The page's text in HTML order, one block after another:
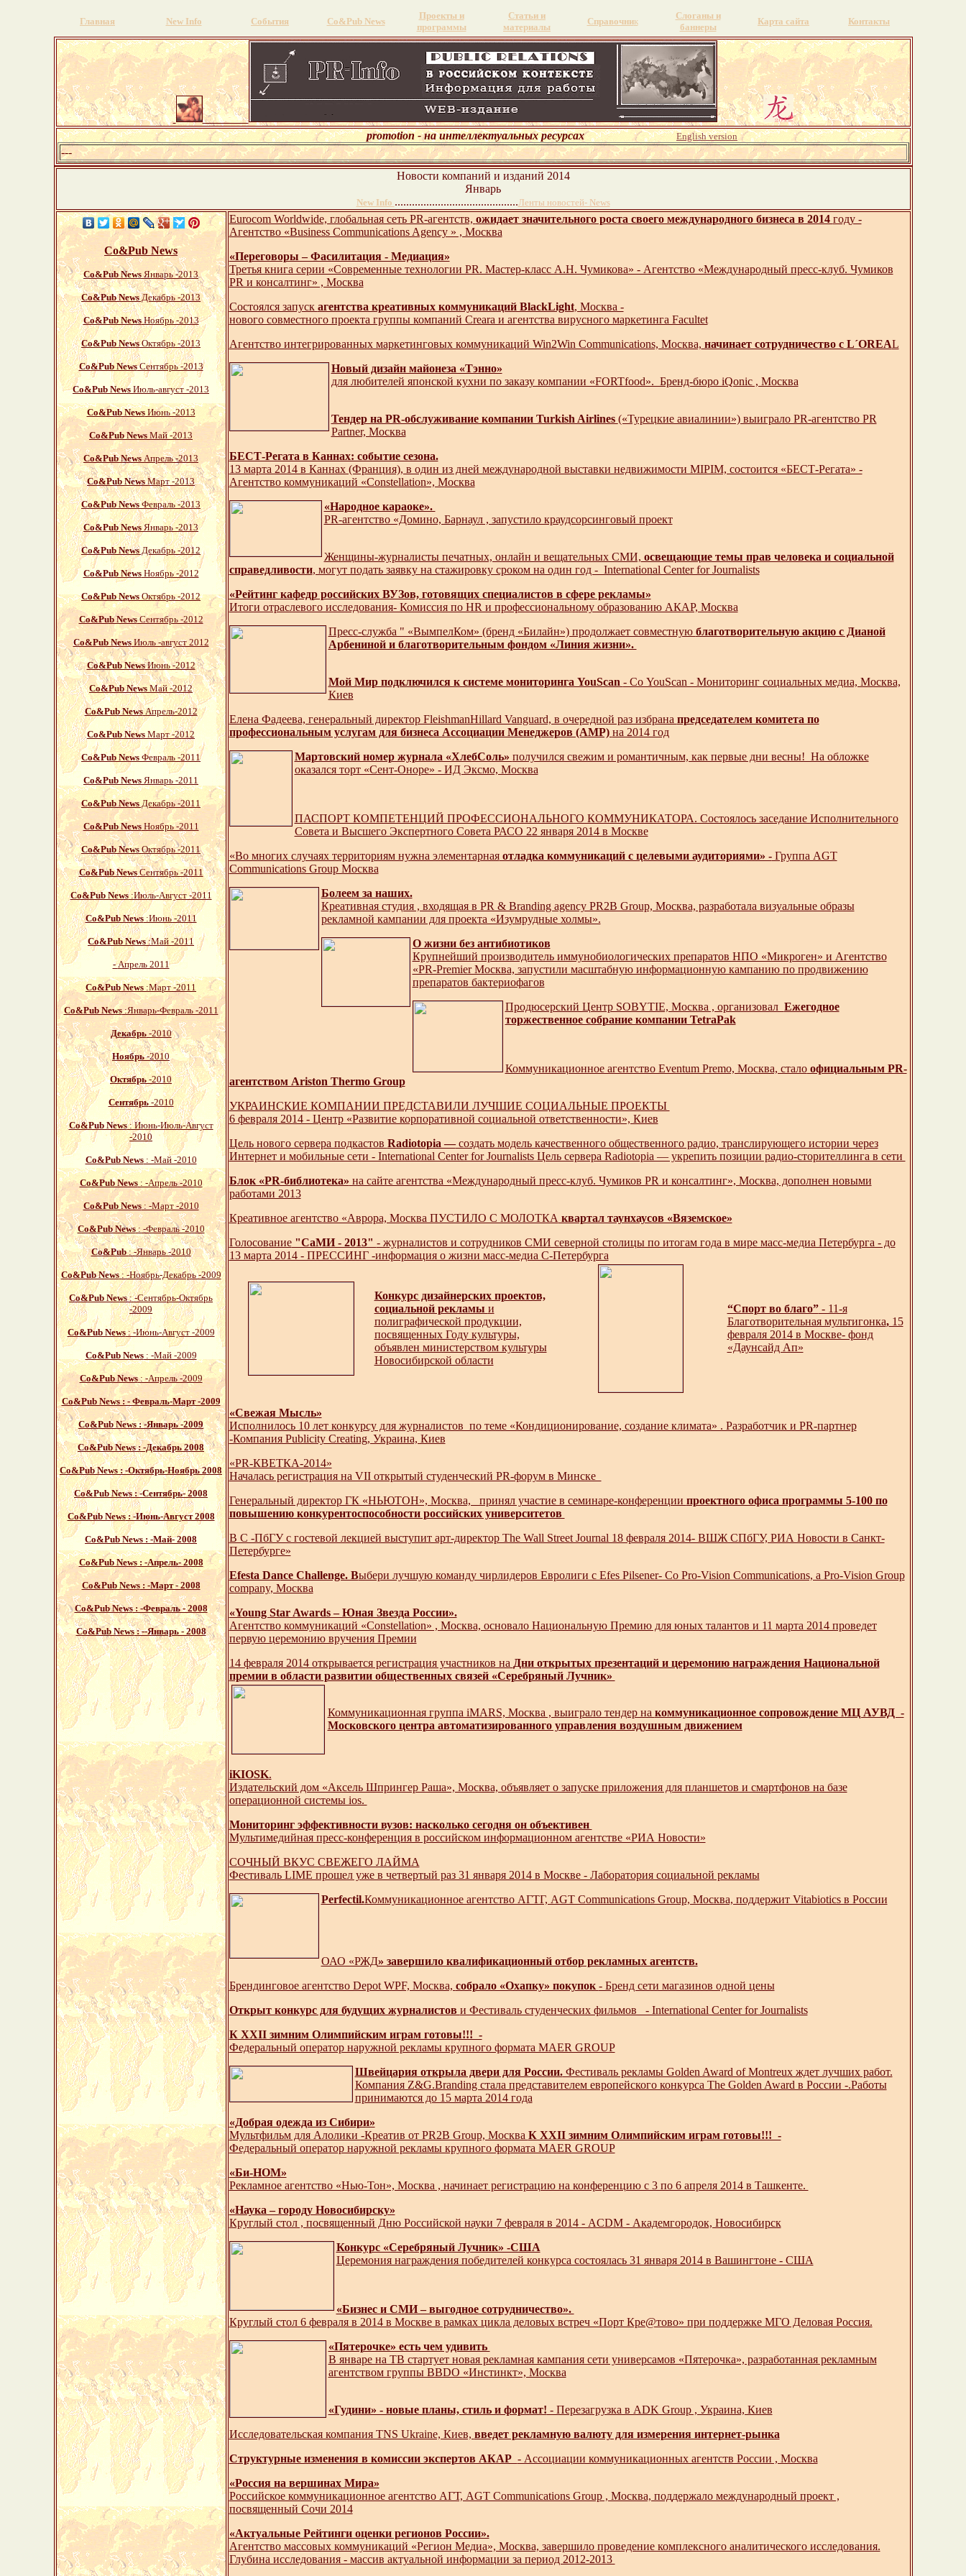
Главная New Info События Со&Pub News
Проекты и
программы
Статьи и
материалы
Справочник
Слоганы и
баннеры
Карта сайта Контакты
promotion - на интеллектуальных ресурсах English version
---
Новости компаний и изданий 2014
Январь
New Info ...........................................Ленты новостей- News
Со&Pub News
Со&Pub NewsЯнварь -2013
Со&Pub NewsДекабрь -2013
Со&Pub NewsНоябрь -2013
Со&Pub NewsОктябрь -2013
Со&Pub NewsСентябрь -2013
Со&Pub News Июль-август -2013
Со&Pub NewsИюнь -2013
Со&Pub News Май -2013
Со&Pub News Апрель -2013
Со&Pub NewsМарт -2013
Со&Pub NewsФевраль -2013
Со&Pub NewsЯнварь -2013
Со&Pub NewsДекабрь -2012
Со&Pub NewsНоябрь -2012
Со&Pub NewsОктябрь -2012
Со&Pub NewsСентябрь -2012
Со&Pub NewsИюль -август 2012
Со&Pub NewsИюнь -2012
Со&Pub NewsМай -2012
Со&Pub NewsАпрель-2012
Со&Pub News Март -2012
Со&Pub News Февраль -2011
Со&Pub News Январь -2011
Со&Pub NewsДекабрь -2011
Со&Pub NewsНоябрь -2011
Со&Pub NewsОктябрь -2011
Со&Pub NewsСентябрь -2011
Со&Pub News:Июль-Август -2011
Со&Pub News:Июнь -2011
Со&Pub News:Май -2011
-Апрель 2011
Со&Pub News :Март -2011
Со&Pub News:Январь-Февраль -2011
Декабрь-2010
Ноябрь-2010
Октябрь-2010
Сентябрь-2010
Со&Pub News: Июнь-Июль-Август
-2010
Со&Pub News: -Май -2010
Со&Pub News: -Апрель -2010
Со&Pub News: -Март -2010
Со&Pub News: -Февраль -2010
Со&Pub: -Январь -2010
Со&Pub News: -Ноябрь-Декабрь -2009
Со&Pub News: -Сентябрь-Октябрь
-2009
Со&Pub News: -Июнь-Август -2009
Со&Pub News: -Май -2009
Со&Pub News: -Апрель -2009
Со&Pub News : - Февраль-Март -2009
Со&Pub News: -Январь -2009
Со&Pub News: -Декабрь 2008
Со&Pub News: -Октябрь-Ноябрь 2008
Со&Pub News: -Сентябрь- 2008
Со&Pub News: -Июнь-Август 2008
Со&Pub News : -Май- 2008
Со&Pub News: -Апрель- 2008
Со&Pub News: -Март - 2008
Со&Pub News: -Февраль - 2008
Со&Pub News: --Январь - 2008
Eurocom Worldwide, глобальная сеть PR-агентств, ожидает значительного роста своего международного бизнеса в 2014 году -
Агентство «Business Communications Agency » , Москва
«Переговоры – Фасилитация - Медиация»
Третья книга серии «Современные технологии PR. Мастер-класс А.Н. Чумикова» - Агентство «Международный пресс-клуб. Чумиков
PR и консалтинг» , Москва
Состоялся запуск агентства креативных коммуникаций BlackLight, Москва -
нового совместного проекта группы компаний Creara и агентства вирусного маркетинга Facultet
Агентство интегрированных маркетинговых коммуникаций Win2Win Communications, Москва, начинает сотрудничество с L´OREAL
Новый дизайн майонеза «Tэнно»
для любителей японской кухни по заказу компании «FORTfood». Бренд-бюро iQonic , Москва
Тендер на PR-обслуживание компании Turkish Airlines («Турецкие авиалинии») выиграло PR-агентство PR
Partner, Москва
БЕСТ-Регата в Каннах: событие сезона.
13 марта 2014 в Каннах (Франция), в один из дней международной выставки недвижимости MIPIM, состоится «БЕСТ-Регата» -
Агентство коммуникаций «Constellation», Москва
«Народное караоке».
PR-агентство «Домино, Барнаул , запустило краудсорсинговый проект
Женщины-журналисты печатных, онлайн и вещательных СМИ, освещающие темы прав человека и социальной
справедливости, могут подать заявку на стажировку сроком на один год - International Center for Journalists
«Рейтинг кафедр российских ВУЗов, готовящих специалистов в сфере рекламы»
Итоги отраслевого исследования- Комиссия по HR и профессиональному образованию АКАР, Москва
Пресс-служба " «ВымпелКом» (бренд «Билайн») продолжает совместную благотворительную акцию с Дианой
Арбениной и благотворительным фондом «Линия жизни».
Мой Мир подключился к системе мониторинга YouScan - Со YouScan - Мониторинг социальных медиа, Москва,
Киев
Елена Фадеева, генеральный директор FleishmanHillard Vanguard, в очередной раз избрана председателем комитета по
профессиональным услугам для бизнеса Ассоциации Менеджеров (АМР) на 2014 год
Мартовский номер журнала «ХлебСоль» получился свежим и романтичным, как первые дни весны! На обложке
оказался торт «Сент-Оноре» - ИД Эксмо, Москва
ПАСПОРТ КОМПЕТЕНЦИЙ ПРОФЕССИОНАЛЬНОГО КОММУНИКАТОРА. Состоялось заседание Исполнительного
Совета и Высшего Экспертного Совета РАСО 22 января 2014 в Москве
«Во многих случаях территориям нужна элементарнаяотладка коммуникаций с целевыми аудиториями» -Группа AGT
Communications Group Москва
Болеем за наших.
Креативная студия , входящая в PR & Branding agency PR2B Group, Москва, разработала визуальные образы
рекламной кампании для проекта «Изумрудные холмы».
О жизни без антибиотиков
Крупнейший производитель иммунобиологических препаратов НПО «Микроген» и Агентство
«PR-Premier Москва, запустили масштабную информационную кампанию по продвижению
препаратов бактериофагов
Продюсерский Центр SOBYTIE, Москва , организовал Ежегодное
торжественное собрание компании TetraPak
Коммуникационное агентство Eventum Premo, Москва, сталоофициальным PR-
агентством Ariston Thermo Group
УКРАИНСКИЕ КОМПАНИИ ПРЕДСТАВИЛИ ЛУЧШИЕ СОЦИАЛЬНЫЕ ПРОЕКТЫ
6 февраля 2014 - Центр «Развитие корпоративной социальной ответственности», Киев
Цель нового сервера подкастов Radiotopia —создать модель качественного общественного радио, транслирующего истории через
Интернет и мобильные сети - International Center for Journalists Цель сервера Radiotopia — укрепить позиции радио-сторителлинга в сети
Блок «PR-библиотека» на сайте агентства «Международный пресс-клуб. Чумиков PR и консалтинг», Москва, дополнен новыми
работами 2013
Креативное агентство «Аврора, Москва ПУСТИЛО С МОЛОТКА квартал таунхаусов «Вяземское»
Голосование"СаМИ - 2013" - журналистов и сотрудников СМИ северной столицы по итогам года в мире масс-медиа Петербурга - до
13 марта 2014 - ПРЕССИНГ -информация о жизни масс-медиа С-Петербурга
Конкурс дизайнерских проектов,
социальной рекламы и
полиграфической продукции,
посвященных Году культуры,
объявлен министерством культуры
Новосибирской области
“Спорт во благо”- 11-я
Благотворительная мультигонка,15
февраля 2014 в Москве- фонд
«Даунсайд Ап»
«Свежая Мысль»
Исполнилось 10 лет конкурсу для журналистов по теме «Кондиционирование, создание климата» . Разработчик и PR-партнер
-Компания Publicity Creating, Украина, Киев
«PR-КВЕТКА-2014»
Началась регистрация на VII открытый студенческий PR-форум в Минске
Генеральный директор ГК «НЬЮТОН», Москва, принял участие в семинаре-конференции проектного офиса программы 5-100 по
повышению конкурентоспособности российских университетов
В С -ПбГУ с гостевой лекцией выступит арт-директор The Wall Street Journal 18 февраля 2014- ВШЖ СПбГУ, РИА Новости в Санкт-
Петербурге»
Efesta Dance Challenge. Выбери лучшую команду чирлидеров Евролиги с Efes Pilsener- Со Pro-Vision Communications, a Pro-Vision Group
company, Москва
«Young Star Awards – Юная Звезда России».
Агентство коммуникаций «Constellation» , Москва, основало Национальную Премию для юных талантов и 11 марта 2014 проведет
первую церемонию вручения Премии
14 февраля 2014 открывается регистрация участников на Дни открытых презентаций и церемонию награждения Национальной
премии в области развитии общественных связей «Серебряный Лучник»
Коммуникационная группа iMARS, Москва , выиграло тендер на коммуникационное сопровождение МЦ АУВД -
Московского центра автоматизированного управления воздушным движением
iKIOSK.
Издательский дом «Аксель Шпрингер Раша», Москва, объявляет о запуске приложения для планшетов и смартфонов на базе
операционной системы ios.
Мониторинг эффективности вузов: насколько сегодня он объективен
Мультимедийная пресс-конференция в российском информационном агентстве «РИА Новости»
СОЧНЫЙ ВКУС СВЕЖЕГО ЛАЙМА
Фестиваль LIME прошел уже в четвертый раз 31 января 2014 в Москве - Лаборатория социальной рекламы
Perfectil.Коммуникационное агентство АГТГ, AGT Communications Group, Москва, поддержит Vitabiotics в России
ОАО «РЖД» завершило квалификационный отбор рекламных агентств.
Брендинговое агентство Depot WPF, Москва, собрало «Охапку» покупок - Бренд сети магазинов одной цены
Открыт конкурс для будущих журналистов и Фестиваль студенческих фильмов - International Center for Journalists
К XXII зимним Олимпийским играм готовы!!! -
Федеральный оператор наружной рекламы крупного формата MAER GROUP
Швейцария открыла двери для России.Фестиваль рекламы Golden Award of Montreux ждет лучших работ.
Компания Z&G.Branding стала представителем европейского конкурса The Golden Award в России -.Работы
принимаются до 15 марта 2014 года
«Добрая одежда из Сибири»
Мультфильм для Алолики -Креатив от PR2B Group, Москва К XXII зимним Олимпийским играм готовы!!! -
Федеральный оператор наружной рекламы крупного формата MAER GROUP
«Би-НОМ»
Рекламное агентство «Нью-Тон», Москва , начинает регистрацию на конференцию с 3 по 6 апреля 2014 в Ташкенте.
«Наука – городу Новосибирску»
Круглый стол , посвященный Дню Российской науки 7 февраля в 2014 - ACDM - Академгородок, Новосибирск
Конкурс «Серебряный Лучник» -США
Церемония награждения победителей конкурса состоялась 31 января 2014 в Вашингтоне - США
«Бизнес и СМИ – выгодное сотрудничество».
Круглый стол 6 февраля в 2014 в Москве в рамках цикла деловых встреч «Порт Кре@тово» при поддержке МГО Деловая Россия.
«Пятерочке» есть чем удивить
В январе на ТВ стартует новая рекламная кампания сети универсамов «Пятерочка», разработанная рекламным
агентством группы BBDO «Инстинкт», Москва
«Гудини» - новые планы, стиль и формат! - Перезагрузка в ADK Group , Украина, Киев
Исследовательская компания TNS Ukraine, Киев, введет рекламную валюту для измерения интернет-рынка
Структурные изменения в комиссии экспертов АКАР - Ассоциации коммуникационных агентств России , Москва
«Россия на вершинах Мира»
Российское коммуникационное агентство АГТ, AGT Communications Group , Москва, поддержало международный проект ,
посвященный Сочи 2014
«Актуальные Рейтинги оценки регионов России».
Агентство массовых коммуникаций «Регион Медиа», Москва, завершило проведение комплексного аналитического исследования.
Глубина исследования - массив актуальной информации за период 2012-2013